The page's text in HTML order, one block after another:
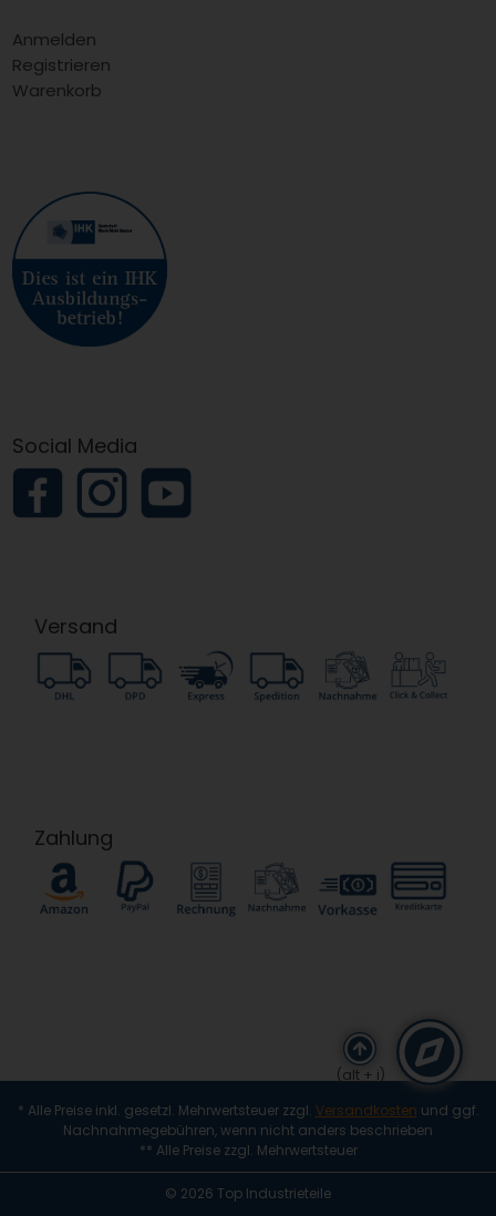
Anmelden
Registrieren
Warenkorb
Social Media
Versand
Zahlung
* Alle Preise inkl. gesetzl. Mehrwertsteuer zzgl. Versandkosten und ggf.
Nachnahmegebühren, wenn nicht anders beschrieben
** Alle Preise zzgl. Mehrwertsteuer
© 2026 Top Industrieteile
(alt + i)